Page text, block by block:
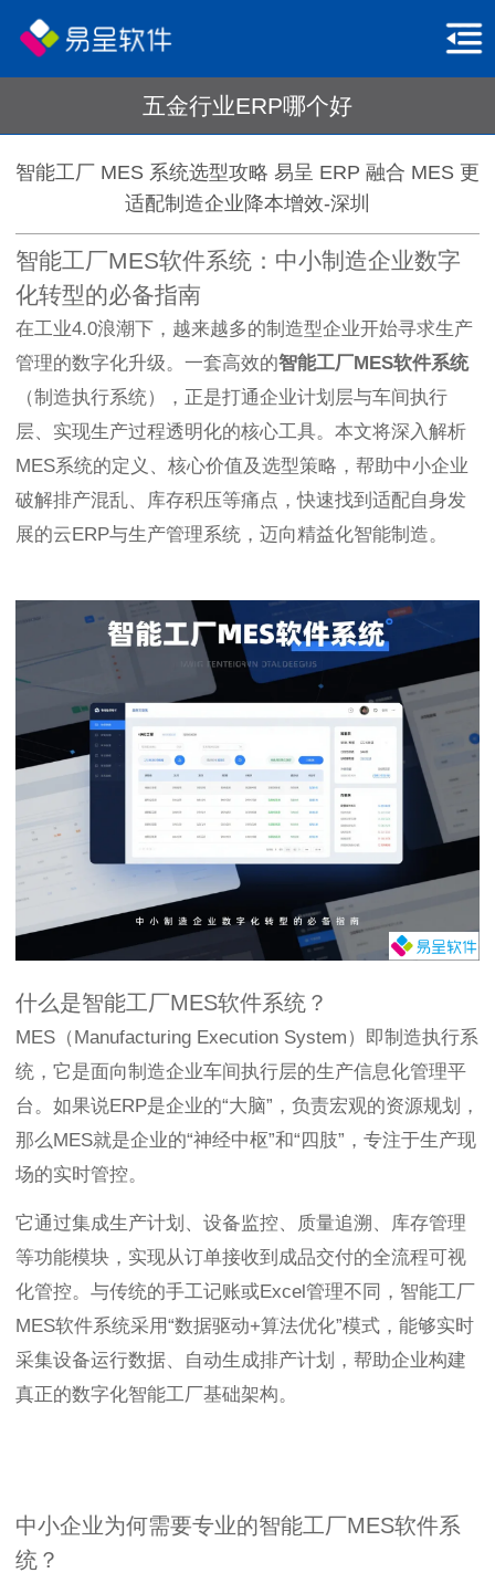
五金行业ERP哪个好
智能工厂 MES 系统选型攻略 易呈 ERP 融合 MES 更
适配制造企业降本增效-深圳
智能工厂MES软件系统：中小制造企业数字
化转型的必备指南
在工业4.0浪潮下，越来越多的制造型企业开始寻求生产
管理的数字化升级。一套高效的智能工厂MES软件系统
（制造执行系统），正是打通企业计划层与车间执行
层、实现生产过程透明化的核心工具。本文将深入解析
MES系统的定义、核心价值及选型策略，帮助中小企业
破解排产混乱、库存积压等痛点，快速找到适配自身发
展的云ERP与生产管理系统，迈向精益化智能制造。
什么是智能工厂MES软件系统？
MES（Manufacturing Execution System）即制造执行系
统，它是面向制造企业车间执行层的生产信息化管理平
台。如果说ERP是企业的“大脑”，负责宏观的资源规划，
那么MES就是企业的“神经中枢”和“四肢”，专注于生产现
场的实时管控。
它通过集成生产计划、设备监控、质量追溯、库存管理
等功能模块，实现从订单接收到成品交付的全流程可视
化管控。与传统的手工记账或Excel管理不同，智能工厂
MES软件系统采用“数据驱动+算法优化”模式，能够实时
采集设备运行数据、自动生成排产计划，帮助企业构建
真正的数字化智能工厂基础架构。
中小企业为何需要专业的智能工厂MES软件系
统？